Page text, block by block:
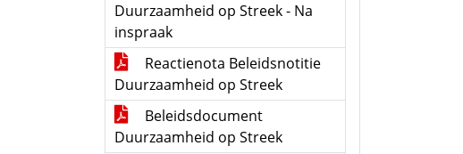
Duurzaamheid op Streek - Na
inspraak
Reactienota Beleidsnotitie
Duurzaamheid op Streek
Beleidsdocument
Duurzaamheid op Streek